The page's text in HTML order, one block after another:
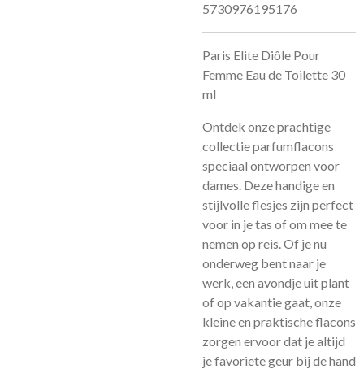
5730976195176
Paris Elite Diôle Pour
Femme Eau de Toilette 30
ml
Ontdek onze prachtige
collectie parfumflacons
speciaal ontworpen voor
dames. Deze handige en
stijlvolle flesjes zijn perfect
voor in je tas of om mee te
nemen op reis. Of je nu
onderweg bent naar je
werk, een avondje uit plant
of op vakantie gaat, onze
kleine en praktische flacons
zorgen ervoor dat je altijd
je favoriete geur bij de hand